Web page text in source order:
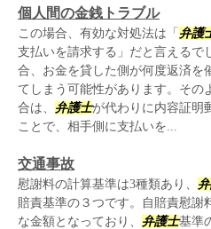
個人間の金銭トラブル
この場合、有効な対処法は「 弁護
支払いを請求する」だと言えるで
合、お金を貸した側が何度返済を
てしまう可能性があります。その
合は、 弁護士が代わりに内容証明
ことで、相手側に支払いを...
交通事故
慰謝料の計算基準は3種類あり、
賠責基準の３つです。自賠責慰謝
な金額となっており、 弁護士基準